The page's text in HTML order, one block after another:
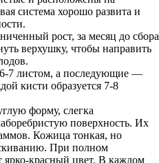
система хорошо развита и
рост, за месяц до сбора
верхушку, чтобы направить
7 листом, а последующие —
кисти образуется 7-8
форму, слегка
поверхность. Их
Кожица тонкая, но
При полном
ярко-красный цвет. В каждом